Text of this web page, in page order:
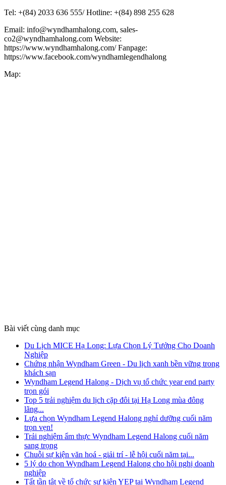
Tel: +(84) 2033 636 555/ Hotline: +(84) 898 255 628
Email: info@wyndhamhalong.com, sales-
co2@wyndhamhalong.com Website:
https://www.wyndhamhalong.com/ Fanpage:
https://www.facebook.com/wyndhamlegendhalong
Map:
Bài viết cùng danh mục
Du Lịch MICE Hạ Long: Lựa Chọn Lý Tưởng Cho Doanh
Nghiệp
Chứng nhận Wyndham Green - Du lịch xanh bền vững trong
khách sạn
Wyndham Legend Halong - Dịch vụ tổ chức year end party
trọn gói
Top 5 trải nghiệm du lịch cặp đôi tại Hạ Long mùa đông
lãng...
Lựa chọn Wyndham Legend Halong nghỉ dưỡng cuối năm
trọn vẹn!
Trải nghiệm ẩm thực Wyndham Legend Halong cuối năm
sang trọng
Chuỗi sự kiện văn hoá - giải trí - lễ hội cuối năm tại...
5 lý do chọn Wyndham Legend Halong cho hội nghị doanh
nghiệp
Tất tần tật về tổ chức sự kiện YEP tại Wyndham Legend